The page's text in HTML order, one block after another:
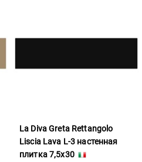
La Diva Greta Rettangolo
Liscia Lava L-3 настенная
плитка 7,5x30